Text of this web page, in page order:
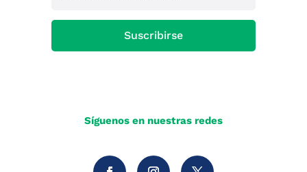
Suscribirse
Síguenos en nuestras redes